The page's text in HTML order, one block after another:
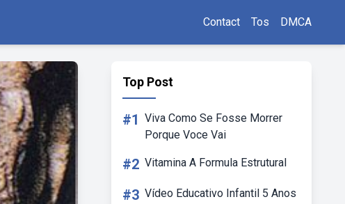
Contact Tos DMCA
Top Post
#1 Viva Como Se Fosse Morrer
Porque Voce Vai
#2 Vitamina A Formula Estrutural
#3 Vídeo Educativo Infantil 5 Anos